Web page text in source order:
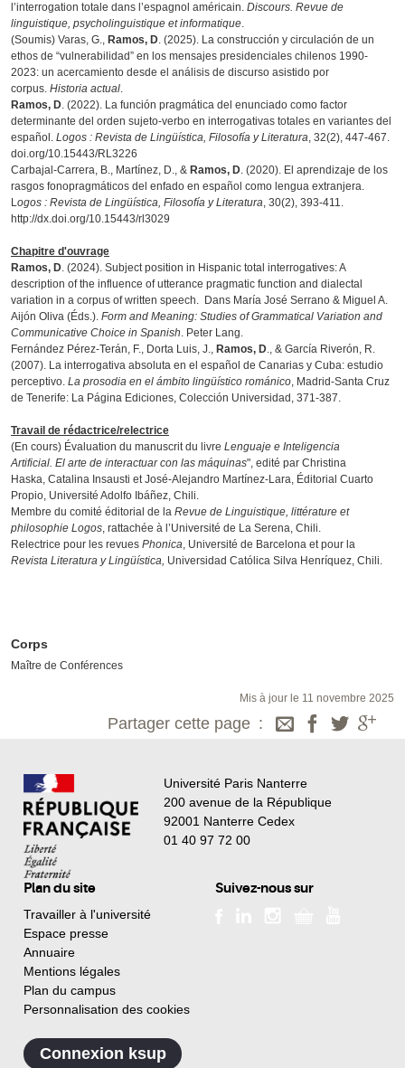
l’interrogation totale dans l’espagnol américain. Discours. Revue de
linguistique, psycholinguistique et informatique.
(Soumis) Varas, G., Ramos, D. (2025). La construcción y circulación de un
ethos de “vulnerabilidad” en los mensajes presidenciales chilenos 1990-
2023: un acercamiento desde el análisis de discurso asistido por
corpus. Historia actual.
Ramos, D. (2022). La función pragmática del enunciado como factor
determinante del orden sujeto-verbo en interrogativas totales en variantes del
español. Logos : Revista de Lingüística, Filosofía y Literatura, 32(2), 447-467.
doi.org/10.15443/RL3226
Carbajal-Carrera, B., Martínez, D., & Ramos, D. (2020). El aprendizaje de los
rasgos fonopragmáticos del enfado en español como lengua extranjera.
Logos : Revista de Lingüística, Filosofía y Literatura, 30(2), 393-411.
http://dx.doi.org/10.15443/rl3029
Chapitre d'ouvrage
Ramos, D. (2024). Subject position in Hispanic total interrogatives: A
description of the influence of utterance pragmatic function and dialectal
variation in a corpus of written speech. Dans María José Serrano & Miguel A.
Aijón Oliva (Éds.). Form and Meaning: Studies of Grammatical Variation and
Communicative Choice in Spanish. Peter Lang.
Fernández Pérez-Terán, F., Dorta Luis, J., Ramos, D., & García Riverón, R.
(2007). La interrogativa absoluta en el español de Canarias y Cuba: estudio
perceptivo. La prosodia en el ámbito lingüístico románico, Madrid-Santa Cruz
de Tenerife: La Página Ediciones, Colección Universidad, 371-387.
Travail de rédactrice/relectrice
(En cours) Évaluation du manuscrit du livre Lenguaje e Inteligencia
Artificial. El arte de interactuar con las máquinas", edité par Christina
Haska, Catalina Insausti et José-Alejandro Martínez-Lara, Éditorial Cuarto
Propio, Université Adolfo Ibáñez, Chili.
Membre du comité éditorial de la Revue de Linguistique, littérature et
philosophie Logos, rattachée à l’Université de La Serena, Chili.
Relectrice pour les revues Phonica, Université de Barcelona et pour la
Revista Literatura y Lingüística, Universidad Católica Silva Henríquez, Chili.
Corps
Maître de Conférences
Mis à jour le 11 novembre 2025
Partager cette page
Université Paris Nanterre
200 avenue de la République
92001 Nanterre Cedex
01 40 97 72 00
Plan du site
Travailler à l'université
Espace presse
Annuaire
Mentions légales
Plan du campus
Personnalisation des cookies
Suivez-nous sur
Connexion ksup